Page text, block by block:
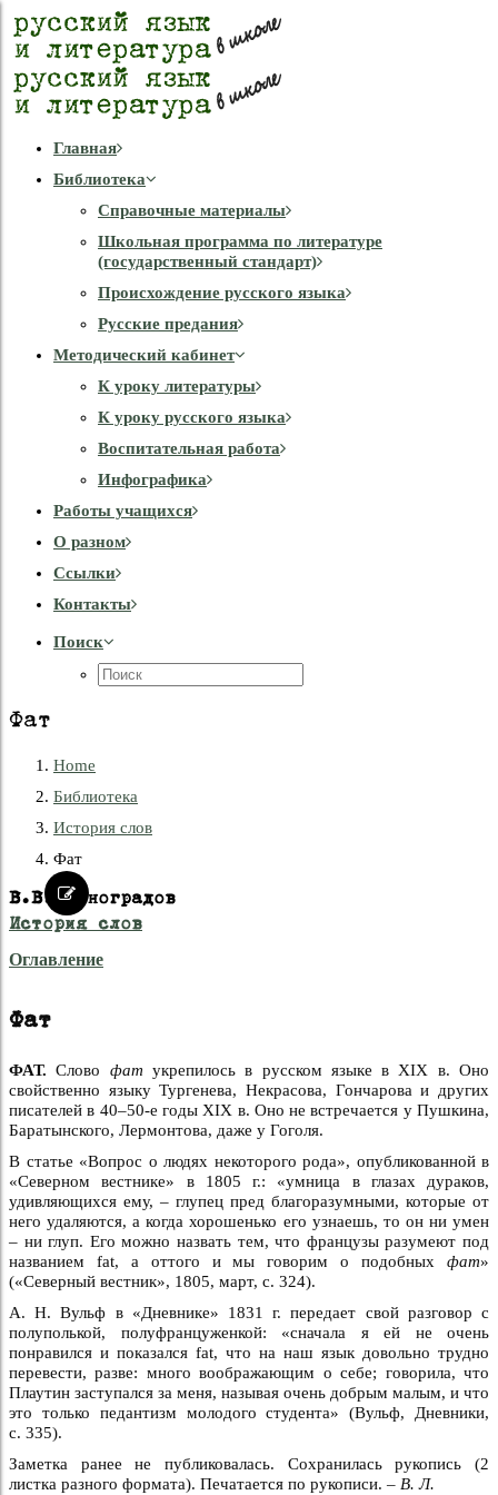
Главная
Библиотека
Справочные материалы
Школьная программа по литературе
(государственный стандарт)
Происхождение русского языка
Русские предания
Методический кабинет
К уроку литературы
К уроку русского языка
Воспитательная работа
Инфографика
Работы учащихся
О разном
Cсылки
Контакты
Поиск
Фат
Home
Библиотека
История слов
Фат
В.В. Виноградов
История слов
Оглавление
Фат
ФАТ. Слово фат укрепилось в русском языке в XIX в. Оно
свойственно языку Тургенева, Некрасова, Гончарова и других
писателей в 40–50-е годы XIX в. Оно не встречается у Пушкина,
Баратынского, Лермонтова, даже у Гоголя.
В статье «Вопрос о людях некоторого рода», опубликованной в
«Северном вестнике» в 1805 г.: «умница в глазах дураков,
удивляющихся ему, – глупец пред благоразумными, которые от
него удаляются, а когда хорошенько его узнаешь, то он ни умен
– ни глуп. Его можно назвать тем, что французы разумеют под
названием fat, а оттого и мы говорим о подобных фат»
(«Северный вестник», 1805, март, с. 324).
А. Н. Вульф в «Дневнике» 1831 г. передает свой разговор с
полуполькой, полуфранцуженкой: «сначала я ей не очень
понравился и показался fat, что на наш язык довольно трудно
перевести, разве: много воображающим о себе; говорила, что
Плаутин заступался за меня, называя очень добрым малым, и что
это только педантизм молодого студента» (Вульф, Дневники,
с. 335).
Заметка ранее не публиковалась. Сохранилась рукопись (2
листка разного формата). Печатается по рукописи. – В. Л.